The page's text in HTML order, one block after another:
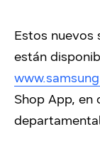
Estos nuevos
están
Shop App, en